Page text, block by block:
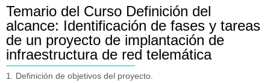
Temario del Curso Definición del
alcance: Identificación de fases y tareas
de un proyecto de implantación de
infraestructura de red telemática
1. Definición de objetivos del proyecto.